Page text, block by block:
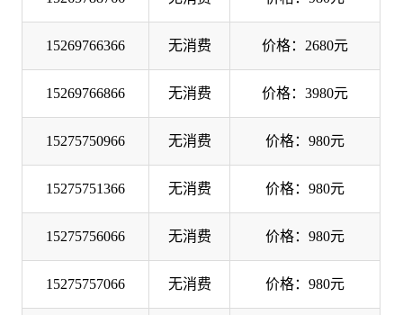
15269766366 无消费 价格：2680元
15269766866 无消费 价格：3980元
15275750966 无消费 价格：980元
15275751366 无消费 价格：980元
15275756066 无消费 价格：980元
15275757066 无消费 价格：980元